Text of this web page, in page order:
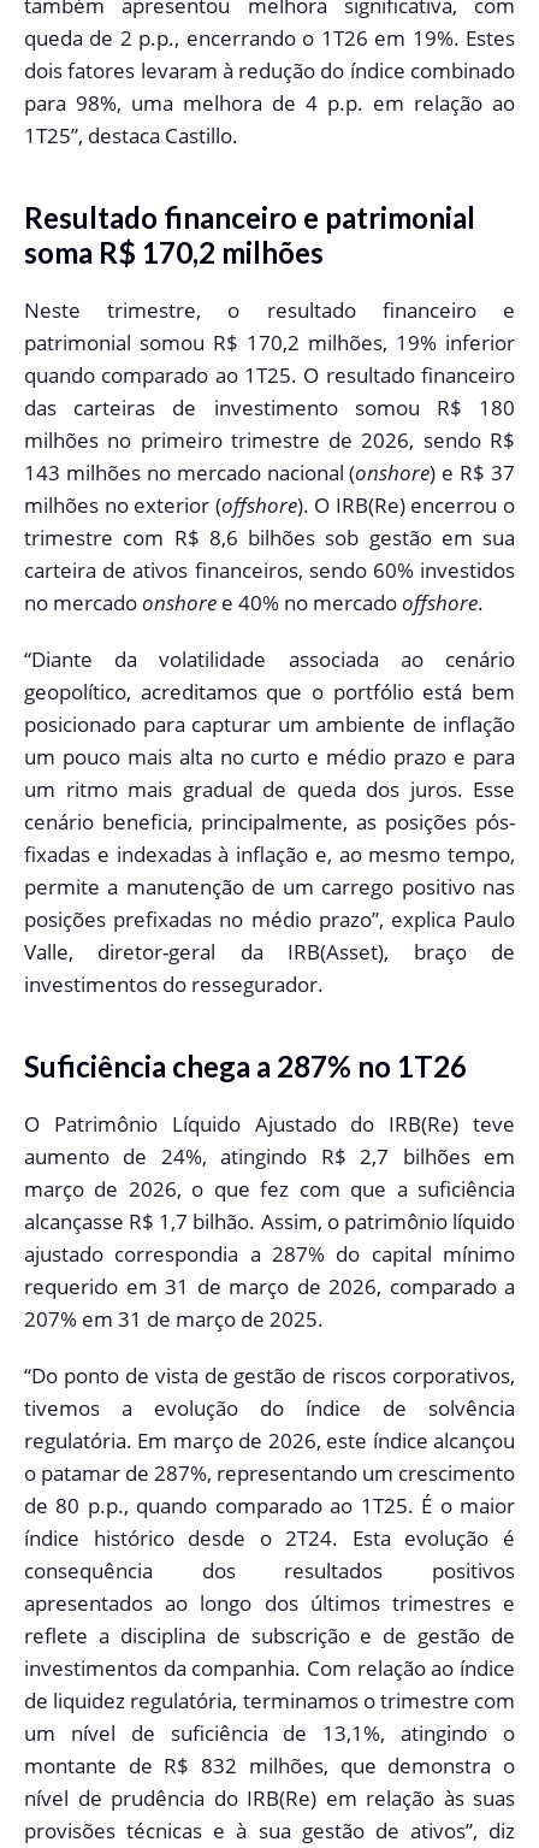
queda de 2 p.p., encerrando o 1T26 em 19%. Estes
dois fatores levaram à redução do índice combinado
para 98%, uma melhora de 4 p.p. em relação ao
1T25”, destaca Castillo.
Resultado financeiro e patrimonial
soma R$ 170,2 milhões
Neste trimestre, o resultado financeiro e
patrimonial somou R$ 170,2 milhões, 19% inferior
quando comparado ao 1T25. O resultado financeiro
das carteiras de investimento somou R$ 180
milhões no primeiro trimestre de 2026, sendo R$
143 milhões no mercado nacional (onshore) e R$ 37
milhões no exterior (offshore). O IRB(Re) encerrou o
trimestre com R$ 8,6 bilhões sob gestão em sua
carteira de ativos financeiros, sendo 60% investidos
no mercadoonshore e 40% no mercadooffshore.
“Diante da volatilidade associada ao cenário
geopolítico, acreditamos que o portfólio está bem
posicionado para capturar um ambiente de inflação
um pouco mais alta no curto e médio prazo e para
um ritmo mais gradual de queda dos juros. Esse
cenário beneficia, principalmente, as posições pós-
fixadas e indexadas à inflação e, ao mesmo tempo,
permite a manutenção de um carrego positivo nas
posições prefixadas no médio prazo”, explica Paulo
Valle, diretor-geral da IRB(Asset), braço de
investimentos do ressegurador.
Suficiência chega a 287% no 1T26
O Patrimônio Líquido Ajustado do IRB(Re) teve
aumento de 24%, atingindo R$ 2,7 bilhões em
março de 2026, o que fez com que a suficiência
alcançasse R$ 1,7 bilhão. Assim, o patrimônio líquido
ajustado correspondia a 287% do capital mínimo
requerido em 31 de março de 2026, comparado a
207% em 31 de março de 2025.
“Do ponto de vista de gestão de riscos corporativos,
tivemos a evolução do índice de solvência
regulatória. Em março de 2026, este índice alcançou
o patamar de 287%, representando um crescimento
de 80 p.p., quando comparado ao 1T25. É o maior
índice histórico desde o 2T24. Esta evolução é
consequência dos resultados positivos
apresentados ao longo dos últimos trimestres e
reflete a disciplina de subscrição e de gestão de
investimentos da companhia. Com relação ao índice
de liquidez regulatória, terminamos o trimestre com
um nível de suficiência de 13,1%, atingindo o
montante de R$ 832 milhões, que demonstra o
nível de prudência do IRB(Re) em relação às suas
provisões técnicas e à sua gestão de ativos”, diz